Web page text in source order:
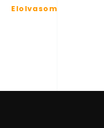
Elolvasom